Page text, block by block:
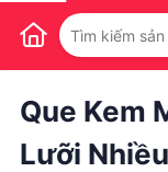
1
Que Kem
Lưỡi